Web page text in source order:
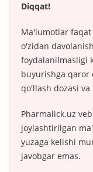
Diqqat!
Ma'lumotlar
o'zidan
foydalanilmasligi
buyurishga
qo'llash dozasi
Pharmalick.uz
joylashtirilgan
yuzaga kelishi
javobgar emas.